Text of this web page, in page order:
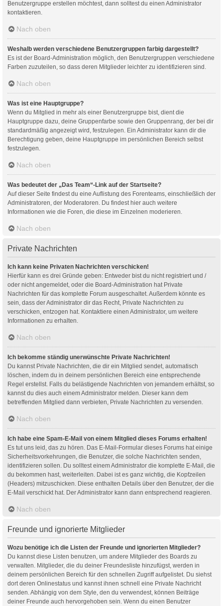
Benutzergruppe erstellen möchtest, dann solltest du einen Administrator
kontaktieren.
Nach oben
Weshalb werden verschiedene Benutzergruppen farbig dargestellt?
Es ist der Board-Administration möglich, den Benutzergruppen verschiedene
Farben zuzuteilen, so dass deren Mitglieder leichter zu identifizieren sind.
Nach oben
Was ist eine Hauptgruppe?
Wenn du Mitglied in mehr als einer Benutzergruppe bist, dient die
Hauptgruppe dazu, deine Gruppenfarbe sowie den Gruppenrang, der bei dir
standardmäßig angezeigt wird, festzulegen. Ein Administrator kann dir die
Berechtigung geben, deine Hauptgruppe im persönlichen Bereich selbst
festzulegen.
Nach oben
Was bedeutet der „Das Team“-Link auf der Startseite?
Auf dieser Seite findest du eine Auflistung des Forenteams, einschließlich der
Administratoren, der Moderatoren. Du findest hier auch weitere
Informationen wie die Foren, die diese im Einzelnen moderieren.
Nach oben
Private Nachrichten
Ich kann keine Privaten Nachrichten verschicken!
Hierfür kann es drei Gründe geben: Entweder bist du nicht registriert und /
oder nicht angemeldet, oder die Board-Administration hat Private
Nachrichten für das komplette Forum ausgeschaltet. Außerdem könnte es
sein, dass der Administrator dir das Recht, Private Nachrichten zu
verschicken, entzogen hat. Kontaktiere einen Administrator, um weitere
Informationen zu erhalten.
Nach oben
Ich bekomme ständig unerwünschte Private Nachrichten!
Du kannst Private Nachrichten, die dir ein Mitglied sendet, automatisch
löschen, indem du in deinem persönlichen Bereich eine entsprechende
Regel erstellst. Falls du belästigende Nachrichten von jemandem erhältst, so
kannst du dies auch einem Administrator melden. Dieser kann dem
betreffenden Mitglied dann verbieten, Private Nachrichten zu versenden.
Nach oben
Ich habe eine Spam-E-Mail von einem Mitglied dieses Forums erhalten!
Es tut uns leid, das zu hören. Das E-Mail-Formular dieses Forums hat einige
Sicherheitsvorkehrungen, die Benutzer, die solche Nachrichten senden,
identifizieren sollen. Du solltest einem Administrator die komplette E-Mail, die
du bekommen hast, weiterleiten. Dabei ist es ganz wichtig, die Kopfzeilen
(Headers) mitzuschicken. Diese enthalten Details über den Benutzer, der die
E-Mail verschickt hat. Der Administrator kann dann entsprechend reagieren.
Nach oben
Freunde und ignorierte Mitglieder
Wozu benötige ich die Listen der Freunde und ignorierten Mitglieder?
Du kannst diese Listen benutzen, um andere Mitglieder des Boards zu
verwalten. Mitglieder, die du deiner Freundesliste hinzufügst, werden in
deinem persönlichen Bereich für den schnellen Zugriff aufgelistet. Du siehst
dort deren Onlinestatus und kannst ihnen schnell eine Private Nachricht
senden. Abhängig von dem Style, den du verwendest, können Beiträge
deiner Freunde auch hervorgehoben sein. Wenn du einen Benutzer